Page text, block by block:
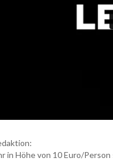
in Höhe von 10 Euro/